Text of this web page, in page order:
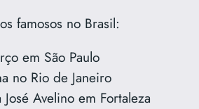
famosos no Brasil:
em São Paulo
no Rio de Janeiro
Avelino em Fortaleza